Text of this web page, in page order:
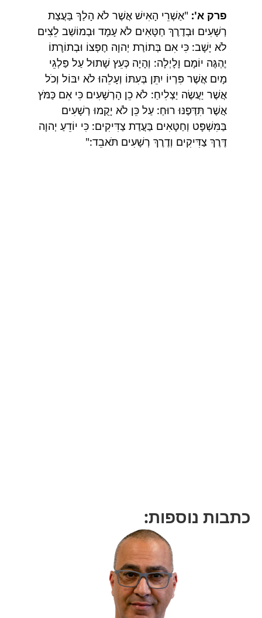
פרק א': "אַשְׁרֵי הָאִישׁ אֲשֶׁר לֹא הָלַךְ בַּעֲצַת
רְשָׁעִים וּבְדֶרֶךְ חַטָּאִים לֹא עָמָד וּבְמוֹשַׁב לֵצִים
לֹא יָשָׁב: כִּי אִם בְּתוֹרַת יְהוָה חֶפְצוֹ וּבְתוֹרָתוֹ
יֶהְגֶּה יוֹמָם וָלָיְלָה: וְהָיָה כְּעֵץ שָׁתוּל עַל פַּלְגֵי
מָיִם אֲשֶׁר פִּרְיוֹ יִתֵּן בְּעִתּוֹ וְעָלֵהוּ לֹא יִבּוֹל וְכֹל
אֲשֶׁר יַעֲשֶׂה יַצְלִיחַ: לֹא כֵן הָרְשָׁעִים כִּי אִם כַּמֹּץ
אֲשֶׁר תִּדְּפֶנּוּ רוּחַ: עַל כֵּן לֹא יָקֻמוּ רְשָׁעִים
בַּמִּשְׁפָּט וְחַטָּאִים בַּעֲדַת צַדִּיקִים: כִּי יוֹדֵעַ יְהוָה
דֶּרֶךְ צַדִּיקִים וְדֶרֶךְ רְשָׁעִים תֹּאבֵד:"
כתבות נוספות: